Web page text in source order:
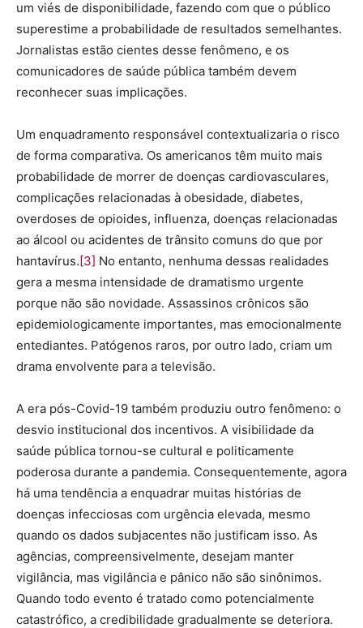
um viés de disponibilidade, fazendo com que o público
superestime a probabilidade de resultados semelhantes.
Jornalistas estão cientes desse fenômeno, e os
comunicadores de saúde pública também devem
reconhecer suas implicações.
Um enquadramento responsável contextualizaria o risco
de forma comparativa. Os americanos têm muito mais
probabilidade de morrer de doenças cardiovasculares,
complicações relacionadas à obesidade, diabetes,
overdoses de opioides, influenza, doenças relacionadas
ao álcool ou acidentes de trânsito comuns do que por
hantavírus.[3] No entanto, nenhuma dessas realidades
gera a mesma intensidade de dramatismo urgente
porque não são novidade. Assassinos crônicos são
epidemiologicamente importantes, mas emocionalmente
entediantes. Patógenos raros, por outro lado, criam um
drama envolvente para a televisão.
A era pós-Covid-19 também produziu outro fenômeno: o
desvio institucional dos incentivos. A visibilidade da
saúde pública tornou-se cultural e politicamente
poderosa durante a pandemia. Consequentemente, agora
há uma tendência a enquadrar muitas histórias de
doenças infecciosas com urgência elevada, mesmo
quando os dados subjacentes não justificam isso. As
agências, compreensivelmente, desejam manter
vigilância, mas vigilância e pânico não são sinônimos.
Quando todo evento é tratado como potencialmente
catastrófico, a credibilidade gradualmente se deteriora.